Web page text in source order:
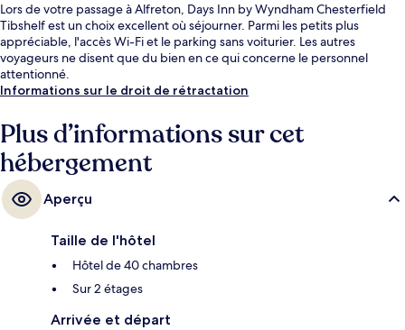
Lors de votre passage à Alfreton, Days Inn by Wyndham Chesterfield
Tibshelf est un choix excellent où séjourner. Parmi les petits plus
appréciable, l'accès Wi-Fi et le parking sans voiturier. Les autres
voyageurs ne disent que du bien en ce qui concerne le personnel
attentionné.
Informations sur le droit de rétractation
Plus d’informations sur cet
hébergement
Aperçu
Taille de l'hôtel
Hôtel de 40 chambres
Sur 2 étages
Arrivée et départ